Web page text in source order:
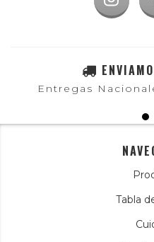
Entregas
Tabla